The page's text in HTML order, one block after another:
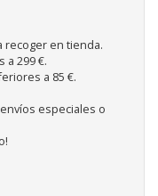
recoger en tienda.
a 299 €.
a 85 €.
envíos especiales o